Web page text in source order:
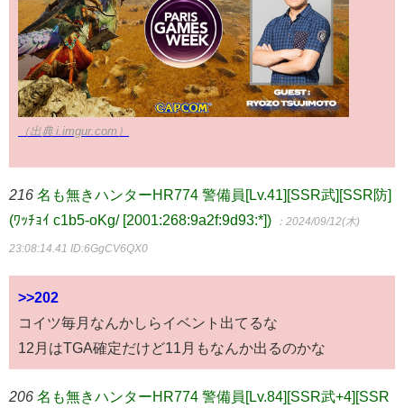
（出典 i.imgur.com）
216 名も無きハンターHR774 警備員[Lv.41][SSR武][SSR防]
(ﾜｯﾁｮｲ c1b5-oKg/ [2001:268:9a2f:9d93:*])
：2024/09/12(木)
23:08:14.41 ID:6GgCV6QX0
>>202
コイツ毎月なんかしらイベント出てるな
12月はTGA確定だけど11月もなんか出るのかな
206 名も無きハンターHR774 警備員[Lv.84][SSR武+4][SSR